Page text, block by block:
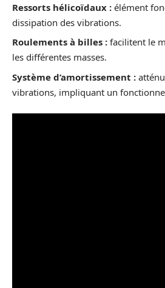
Ressorts hélicoïdaux : élément
dissipation des vibrations.
Roulements à billes : facilitent le
les différentes masses.
Système d’amortissement :
vibrations, impliquant un